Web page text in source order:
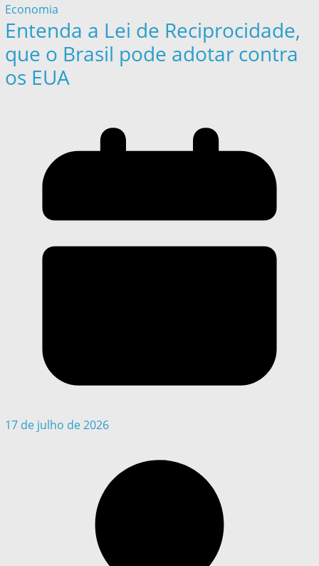
Economia
Entenda a Lei de Reciprocidade,
que o Brasil pode adotar contra
os EUA
17 de julho de 2026